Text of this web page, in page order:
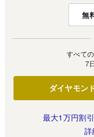
無
すべて
7
ダイヤモン
最大1万円割